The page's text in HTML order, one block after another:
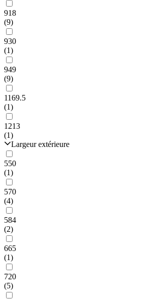
918
(9)
930
(1)
949
(9)
1169.5
(1)
1213
(1)
Largeur extérieure
550
(1)
570
(4)
584
(2)
665
(1)
720
(5)